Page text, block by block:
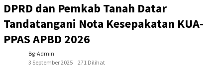
DPRD dan Pemkab Tanah Datar
Tandatangani Nota Kesepakatan KUA-
PPAS APBD 2026
Bg-Admin
3 September 2025
271 Dilihat